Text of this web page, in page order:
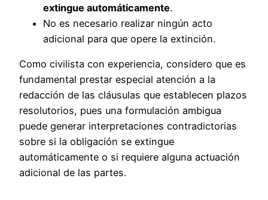
extingue automáticamente.
No es necesario realizar ningún acto
adicional para que opere la extinción.
Como civilista con experiencia, considero que es
fundamental prestar especial atención a la
redacción de las cláusulas que establecen plazos
resolutorios, pues una formulación ambigua
puede generar interpretaciones contradictorias
sobre si la obligación se extingue
automáticamente o si requiere alguna actuación
adicional de las partes.